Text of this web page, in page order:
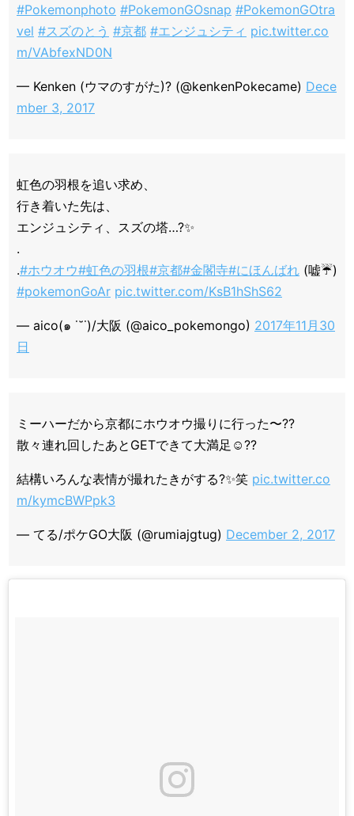
#Pokemonphoto #PokemonGOsnap #PokemonGOtra
vel #スズのとう #京都 #エンジュシティ pic.twitter.co
m/VAbfexND0N
— Kenken (ウマのすがた)? (@kenkenPokecame) Dece
mber 3, 2017
虹色の羽根を追い求め、
行き着いた先は、
エンジュシティ、スズの塔…?✨
.
.#ホウオウ#虹色の羽根#京都#金閣寺#にほんばれ (嘘☔️)
#pokemonGoAr pic.twitter.com/KsB1hShS62
— aico(๑ ˙˘˙)/大阪 (@aico_pokemongo) 2017年11月30
日
ミーハーだから京都にホウオウ撮りに行った〜??
散々連れ回したあとGETできて大満足☺️??
結構いろんな表情が撮れたきがする?✨笑 pic.twitter.co
m/kymcBWPpk3
— てる/ポケGO大阪 (@rumiajgtug) December 2, 2017